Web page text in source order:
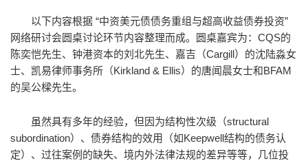
以下内容根据 “中资美元债债务重组与超高收益债券投资”
网络研讨会圆桌讨论环节内容整理而成。圆桌嘉宾为：CQS的
陈奕恺先生、钟港资本的刘北先生、嘉吉（Cargill）的沈陆淼女
士、凯易律师事务所（Kirkland & Ellis）的唐闻晨女士和BFAM
的吴公樑先生。
虽然具有多年的经验，但因为结构性次级（structural
subordination）、债券结构的效用（如Keepwell结构的债务认
定）、过往案例的缺失、境内外法律法规的差异等等，几位投